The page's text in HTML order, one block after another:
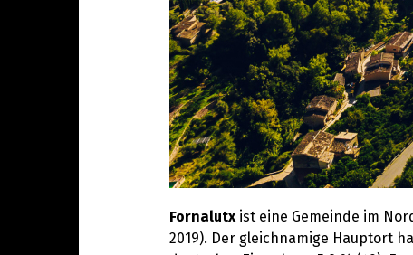
Fornalutxist eine Gemeinde im
2019). Der gleichnamige Hauptort